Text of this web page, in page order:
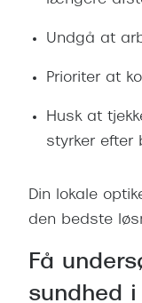
Undgå at
Prioriter at
Husk at
styrker efter
Din lokale
den bedste
Få
sundhed